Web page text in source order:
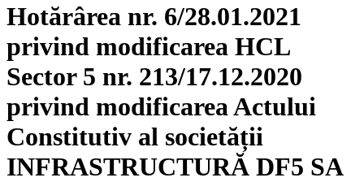
Hotărârea nr. 6/28.01.2021
privind modificarea HCL
Sector 5 nr. 213/17.12.2020
privind modificarea Actului
Constitutiv al societății
INFRASTRUCTURĂ DF5 SA